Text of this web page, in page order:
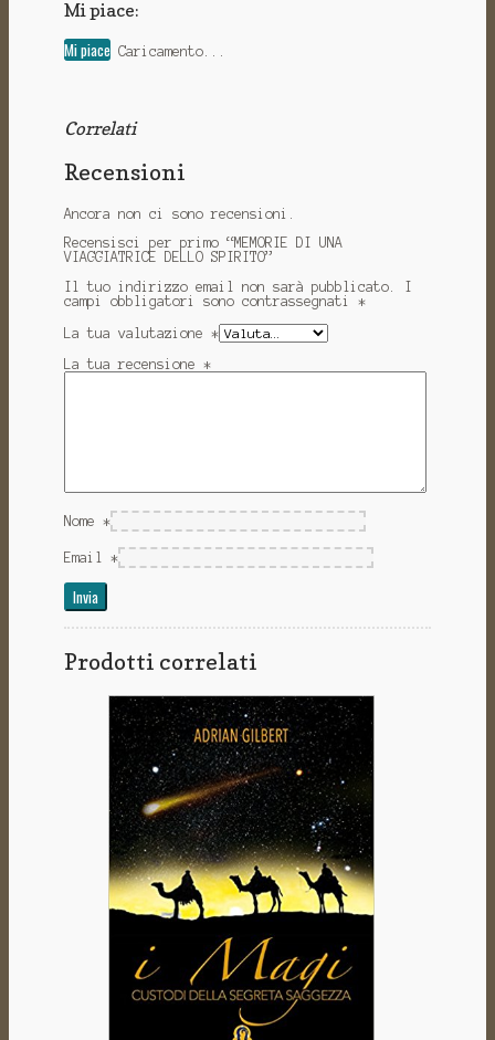
Mi piace:
Mi piace Caricamento...
Correlati
Recensioni
Ancora non ci sono recensioni.
Recensisci per primo “MEMORIE DI UNA
VIAGGIATRICE DELLO SPIRITO”
Il tuo indirizzo email non sarà pubblicato.
I
campi obbligatori sono contrassegnati *
La tua valutazione *
La tua recensione *
Nome *
Email *
Prodotti correlati